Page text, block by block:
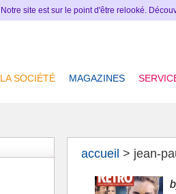
Notre site est sur le point d'être relooké.
LA SOCIÉTÉ MAGAZINES
accueil > jean-